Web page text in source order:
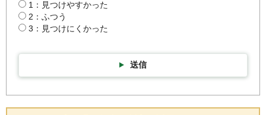
1：見つけやすかった
2：ふつう
3：見つけにくかった
送信